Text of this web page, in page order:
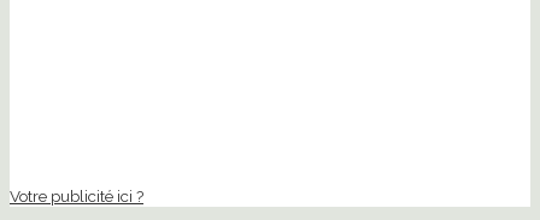
Votre publicité ici ?